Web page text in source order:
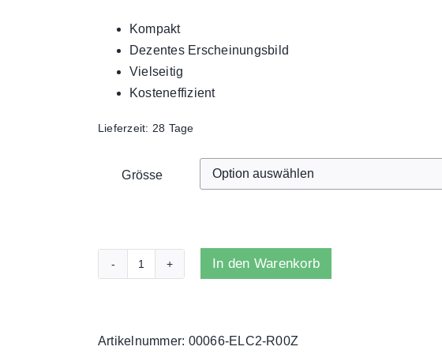
Kompakt
Dezentes Erscheinungsbild
Vielseitig
Kosteneffizient
Lieferzeit: 28 Tage
Grösse
2
In den Warenkorb
Artikelnummer: 00066-ELC2-R00Z